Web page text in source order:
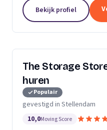
Bekijk profiel
The Storage
huren
Populair
gevestigd in Stellendam
10,0Moving Score